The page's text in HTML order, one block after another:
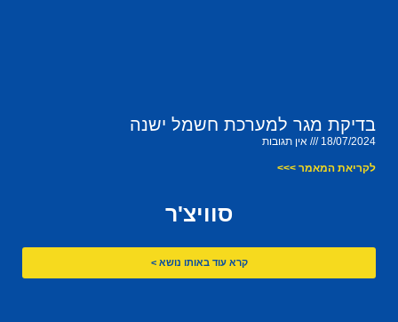
בדיקת מגר למערכת חשמל ישנה
18/07/2024 אין תגובות
לקריאת המאמר >>>
סוויצ'ר
קרא עוד באותו נושא >